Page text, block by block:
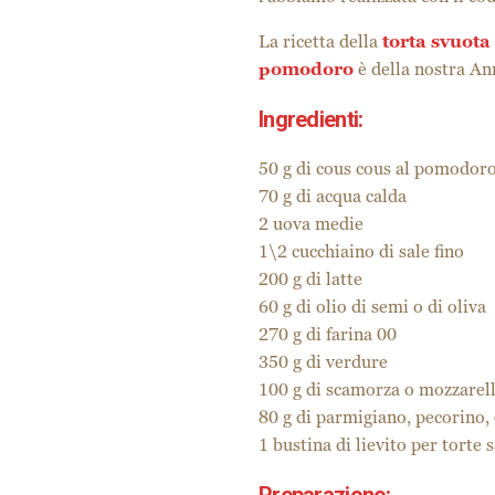
La ricetta della torta svuota
pomodoroè della nostra
Ingredienti:
50 g di cous cous al
70 g di acqua calda
2 uova medie
1\2 cucchiaino di sale fino
200 g di latte
60 g di olio di semi o di oliva
270 g di farina 00
350 g di verdure
100 g di scamorza o
80 g di parmigiano,
1 bustina di lievito per torte